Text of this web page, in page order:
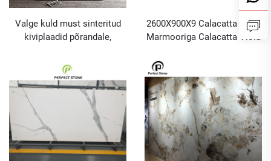
Valge kuld must sinteritud
kiviplaadid põrandale,
püramikuplaadile
2600X900X9 Calacatta Viola
Marmooriga Calacatta Viola